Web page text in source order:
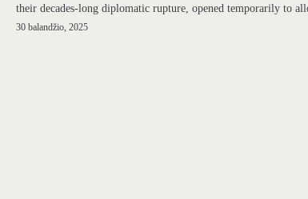
their decades-long diplomatic rupture, opened temporarily to
30 balandžio, 2025